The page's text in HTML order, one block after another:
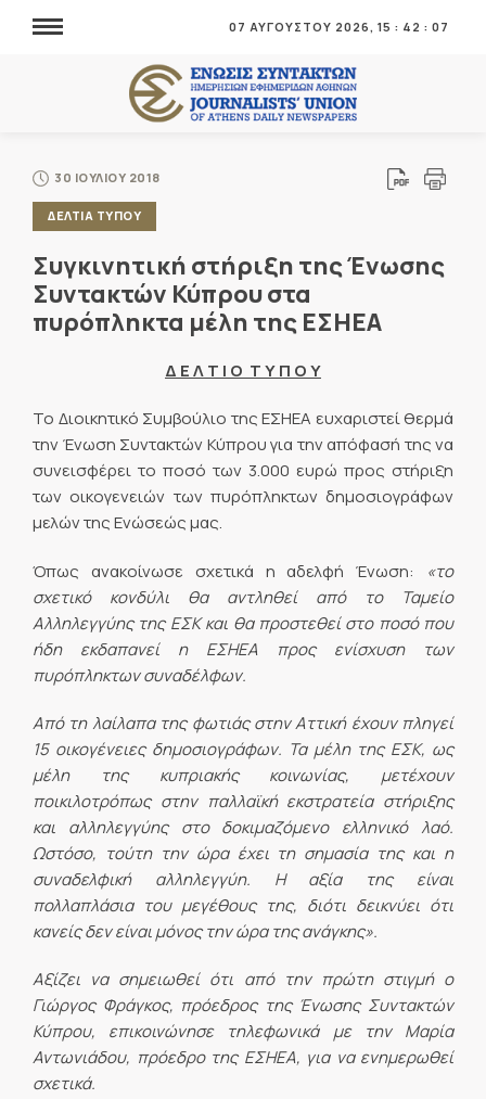
07 ΑΥΓΟΥΣΤΟΥ 2026, 15 : 42 : 08
30 ΙΟΥΛΙΟΥ 2018
ΔΕΛΤΙΑ ΤΥΠΟΥ
Συγκινητική στήριξη της Ένωσης
Συντακτών Κύπρου στα
πυρόπληκτα μέλη της ΕΣΗΕΑ
Δ Ε Λ Τ Ι Ο Τ Υ Π Ο Υ
Το Διοικητικό Συμβούλιο της ΕΣΗΕΑ ευχαριστεί θερμά
την Ένωση Συντακτών Κύπρου για την απόφασή της να
συνεισφέρει το ποσό των 3.000 ευρώ προς στήριξη
των οικογενειών των πυρόπληκτων δημοσιογράφων
μελών της Ενώσεώς μας.
Όπως ανακοίνωσε σχετικά η αδελφή Ένωση: «το
σχετικό κονδύλι θα αντληθεί από το Ταμείο
Αλληλεγγύης της ΕΣΚ και θα προστεθεί στο ποσό που
ήδη εκδαπανεί η ΕΣΗΕΑ προς ενίσχυση των
πυρόπληκτων συναδέλφων.
Από τη λαίλαπα της φωτιάς στην Αττική έχουν πληγεί
15 οικογένειες δημοσιογράφων. Τα μέλη της ΕΣΚ, ως
μέλη της κυπριακής κοινωνίας, μετέχουν
ποικιλοτρόπως στην παλλαϊκή εκστρατεία στήριξης
και αλληλεγγύης στο δοκιμαζόμενο ελληνικό λαό.
Ωστόσο, τούτη την ώρα έχει τη σημασία της και η
συναδελφική αλληλεγγύη. Η αξία της είναι
πολλαπλάσια του μεγέθους της, διότι δεικνύει ότι
κανείς δεν είναι μόνος την ώρα της ανάγκης».
Αξίζει να σημειωθεί ότι από την πρώτη στιγμή ο
Γιώργος Φράγκος, πρόεδρος της Ένωσης Συντακτών
Κύπρου, επικοινώνησε τηλεφωνικά με την Μαρία
Αντωνιάδου, πρόεδρο της ΕΣΗΕΑ, για να ενημερωθεί
σχετικά.